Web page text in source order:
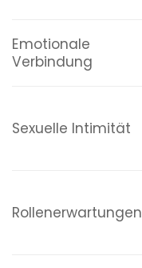
Emotionale
Verbindung
Sexuelle Intimität
Rollenerwartungen